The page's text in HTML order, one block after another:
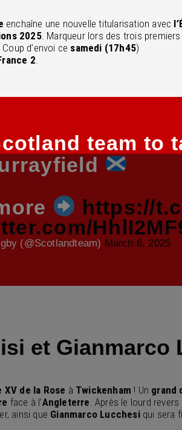
enchaîne une nouvelle titularisation avec
2025. Marqueur lors des trois
Coup d’envoi ce samedi (17h45)
2
team to
https://
(@Scotlandteam) March 6, 2025
et Gianmarco
XV de la Rose à Twickenham ! Un grand
face à l’Angleterre . Après le lourd
ainsi que Gianmarco Lucchesiqui sera